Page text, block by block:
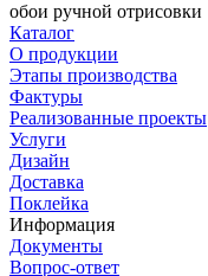
обои ручной отрисовки
Каталог
О продукции
Этапы производства
Фактуры
Реализованные проекты
Услуги
Дизайн
Доставка
Поклейка
Информация
Документы
Вопрос-ответ